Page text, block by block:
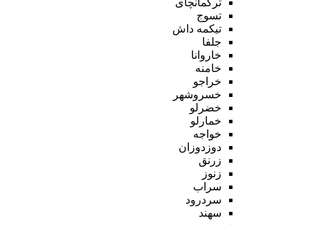
تسوج
تیکمه داش
جلفا
خاروانا
خامنه
خراجو
خسروشهر
خضرلو
خمارلو
خواجه
دوزدوزان
زرنق
زنوز
سراب
سردرود
سهند